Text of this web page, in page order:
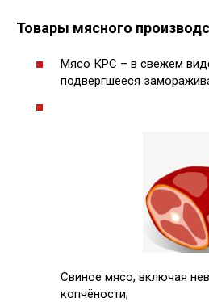
Товары мясного
Мясо КРС – в свежем
подвергшееся
Свиное мясо, включая
копчёности;